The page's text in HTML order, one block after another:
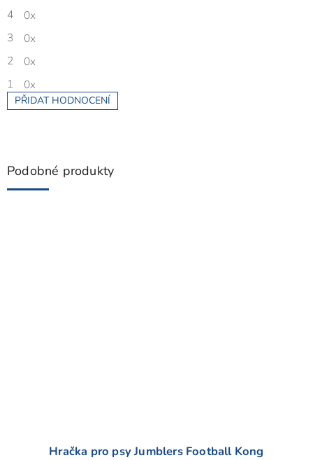
4
0x
3
0x
2
0x
1
0x
PŘIDAT HODNOCENÍ
V
s
o
Podobné produkty
Hračka pro psy Jumblers Football Kong